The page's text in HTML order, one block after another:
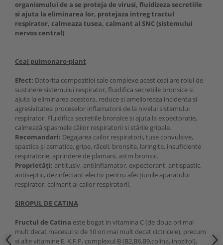
organismului de a se proteja de virusi, fluidizeza secretiile
si ajuta la eliminarea lor, protejaza intreg tractul
respirator, calmeaza tusea, calmant al SNC (sistemului
nervos central)
Ceai pulmonaro-plant
Efect: Datorita compozitiei sale complexe acest ceai are rolul de
sustinere sistemului respirator, fluidifica secretiile bronsice si
ajuta la eliminarea acestora, reduce si amelioreaza incidenta si
agresivitatea proceselor inflamatorii de la nivelul sistemului
respirator. Fluidifica secretiile bronsice si ajuta la expectoratie,
calmează spasmele căilor respiratorii si stările gripale.
Recomandari: Degajarea cailor respiratorii, tuse convulsive,
spastice şi asmatice, gripe, răceli, bronşite, laringite, insuficiente
respiratorie, aprindere de plamani, astm bronsic.
Proprietăți: antitusiv, antiinflamator, expectorant, antispastic,
antiseptic, dezinfectant electiv pentru afecțiunile aparatului
respirator, calmant al cailor respiratorii.
SIROPUL DE CATINA
Fructul de Catina este bogat in vitamina C (de doua ori mai
mult decat macesul si de 10 ori mai mult decat cictricele), precum
si alte vitamine E, K,F,P, complexul B (B2,B6,B9,colina, inozitol),